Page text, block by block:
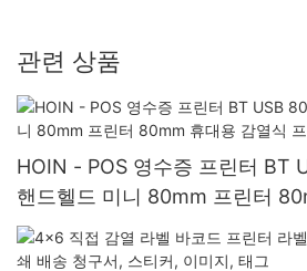
관련 상품
HOIN - POS 영수증 프린터 BT
핸드헬드 미니 80mm 프린터
프린터